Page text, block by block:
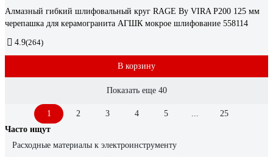
Алмазный гибкий шлифовальный круг RAGE By VIRA Р200 125 мм
черепашка для керамогранита АГШК мокрое шлифование 558114
4.9(264)
В корзину
Показать еще 40
1 2 3 4 5 ...
25
Часто ищут
Расходные материалы к электроинструменту